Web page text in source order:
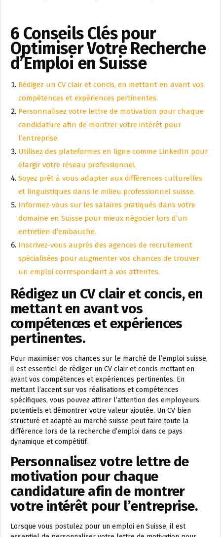
6 Conseils Clés pour
Optimiser Votre Recherche
d’Emploi en Suisse
Rédigez un CV clair et concis, en mettant en avant vos
compétences et expériences pertinentes.
Personnalisez votre lettre de motivation pour chaque
candidature afin de montrer votre intérêt pour
l’entreprise.
Utilisez des plateformes en ligne comme LinkedIn pour
élargir votre réseau professionnel.
Soyez prêt à vous adapter aux différences culturelles
et linguistiques dans le milieu professionnel suisse.
Informez-vous sur les salaires pratiqués dans votre
domaine en Suisse pour mieux négocier lors d’un
entretien d’embauche.
Inscrivez-vous auprès des agences de recrutement
spécialisées pour augmenter vos chances de trouver
un emploi correspondant à vos attentes.
Rédigez un CV clair et concis, en
mettant en avant vos
compétences et expériences
pertinentes.
Pour maximiser vos chances sur le marché de l’emploi suisse,
il est essentiel de rédiger un CV clair et concis mettant en
avant vos compétences et expériences pertinentes. En
mettant l’accent sur vos réalisations et compétences
spécifiques, vous pouvez attirer l’attention des employeurs
potentiels et démontrer votre valeur ajoutée. Un CV bien
structuré et adapté au marché suisse peut faire toute la
différence lors de la recherche d’emploi dans ce pays
dynamique et compétitif.
Personnalisez votre lettre de
motivation pour chaque
candidature afin de montrer
votre intérêt pour l’entreprise.
Lorsque vous postulez pour un emploi en Suisse, il est